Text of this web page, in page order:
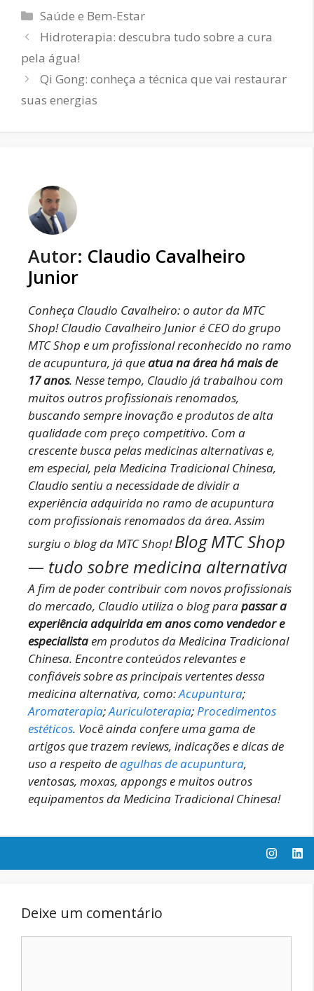
Categorias
Saúde e Bem-Estar
Hidroterapia: descubra tudo sobre a cura
pela água!
Qi Gong: conheça a técnica que vai restaurar
suas energias
Autor: Claudio Cavalheiro
Junior
Conheça Claudio Cavalheiro: o autor da MTC
Shop! Claudio Cavalheiro Junior é CEO do grupo
MTC Shop e um profissional reconhecido no ramo
de acupuntura, já queatua na área há mais de
17 anos. Nesse tempo, Claudio já trabalhou com
muitos outros profissionais renomados,
buscando sempre inovação e produtos de alta
qualidade com preço competitivo. Com a
crescente busca pelas medicinas alternativas e,
em especial, pela Medicina Tradicional Chinesa,
Claudio sentiu a necessidade de dividir a
experiência adquirida no ramo de acupuntura
com profissionais renomados da área. Assim
surgiu o blog da MTC Shop! Blog MTC Shop
— tudo sobre medicina alternativa
A fim de poder contribuir com novos profissionais
do mercado, Claudio utiliza o blog parapassar a
experiência adquirida em anos como vendedor e
especialistaem produtos da Medicina Tradicional
Chinesa. Encontre conteúdos relevantes e
confiáveis sobre as principais vertentes dessa
medicina alternativa, como:Acupuntura;
Aromaterapia;Auriculoterapia;Procedimentos
estéticos. Você ainda confere uma gama de
artigos que trazem reviews, indicações e dicas de
uso a respeito deagulhas de acupuntura,
ventosas, moxas, appongs e muitos outros
equipamentos da Medicina Tradicional Chinesa!
Deixe um comentário